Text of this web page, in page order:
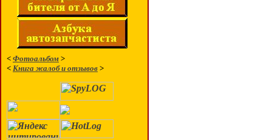
< Фотоальбом >
< Книга жалоб и отзывов >